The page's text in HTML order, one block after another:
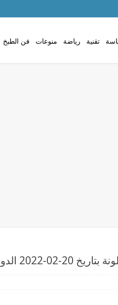
تقنية رياضة منوعات فن الطبخ
الاسباني